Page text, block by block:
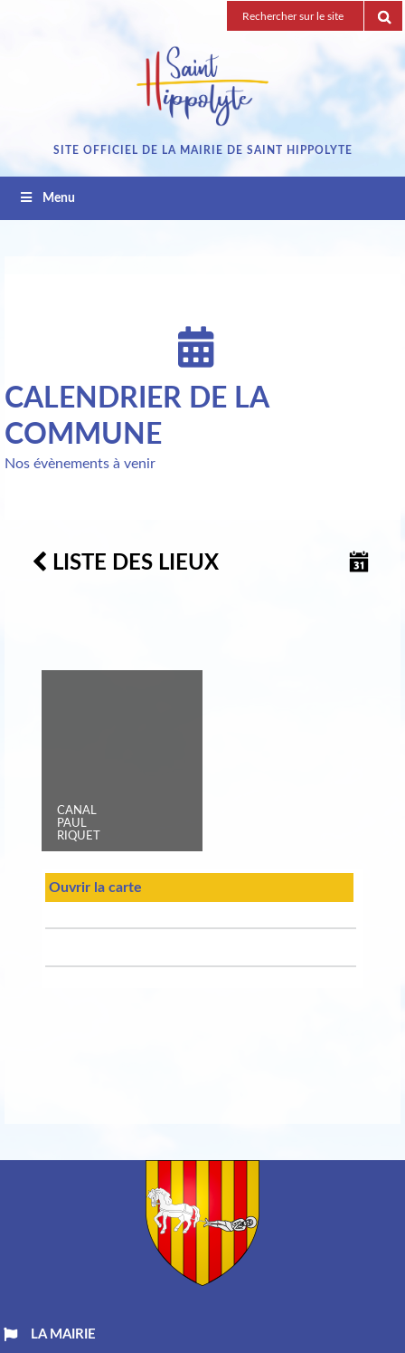
Recherche
pour
SITE OFFICIEL DE LA MAIRIE DE SAINT HIPPOLYTE
Menu
CALENDRIER DE LA
COMMUNE
Nos évènements à venir
LISTE DES LIEUX
CANAL
PAUL
RIQUET
Ouvrir la carte
LA MAIRIE